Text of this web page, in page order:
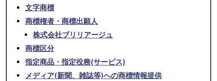
文字商標
商標権者・商標出願人
株式会社ブリリアージュ
商標区分
指定商品・指定役務(サービス)
メディア(新聞、雑誌等)への商標情報提供